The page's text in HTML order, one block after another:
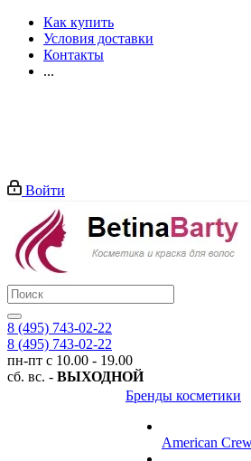
Как купить
Условия доставки
Контакты
...
Войти
8 (495) 743-02-22
8 (495) 743-02-22
пн-пт с 10.00 - 19.00
сб. вс. - ВЫХОДНОЙ
Бренды косметики
American